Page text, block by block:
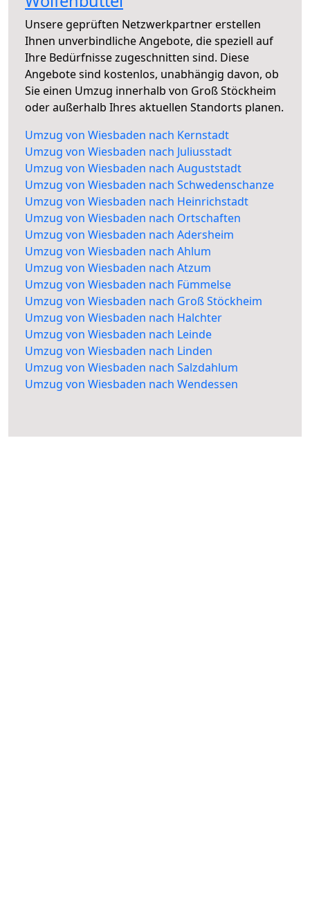
Unsere geprüften Netzwerkpartner erstellen
Ihnen unverbindliche Angebote, die speziell auf
Ihre Bedürfnisse zugeschnitten sind. Diese
Angebote sind kostenlos, unabhängig davon, ob
Sie einen Umzug innerhalb von Groß Stöckheim
oder außerhalb Ihres aktuellen Standorts planen.
Umzug von Wiesbaden nach Kernstadt
Umzug von Wiesbaden nach Juliusstadt
Umzug von Wiesbaden nach Auguststadt
Umzug von Wiesbaden nach Schwedenschanze
Umzug von Wiesbaden nach Heinrichstadt
Umzug von Wiesbaden nach Ortschaften
Umzug von Wiesbaden nach Adersheim
Umzug von Wiesbaden nach Ahlum
Umzug von Wiesbaden nach Atzum
Umzug von Wiesbaden nach Fümmelse
Umzug von Wiesbaden nach Groß Stöckheim
Umzug von Wiesbaden nach Halchter
Umzug von Wiesbaden nach Leinde
Umzug von Wiesbaden nach Linden
Umzug von Wiesbaden nach Salzdahlum
Umzug von Wiesbaden nach Wendessen